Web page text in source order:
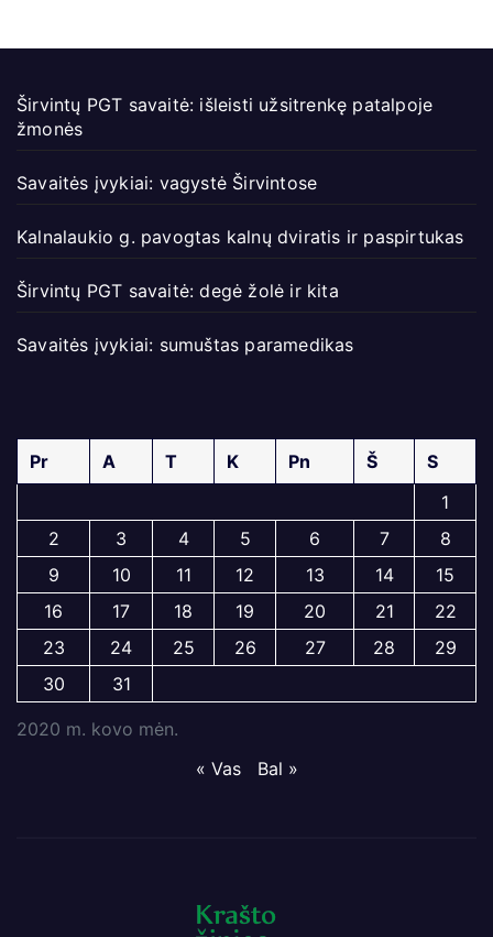
Širvintų PGT savaitė: išleisti užsitrenkę patalpoje
žmonės
Savaitės įvykiai: vagystė Širvintose
Kalnalaukio g. pavogtas kalnų dviratis ir paspirtukas
Širvintų PGT savaitė: degė žolė ir kita
Savaitės įvykiai: sumuštas paramedikas
2020 m. kovo mėn.
Pr A T K Pn Š
S
1
2
3 4 5 6 7
8
9
10 11 12 13 14
15
16
17 18 19 20 21
22
23
24 25 26 27 28
29
30
31
« Vas Bal »